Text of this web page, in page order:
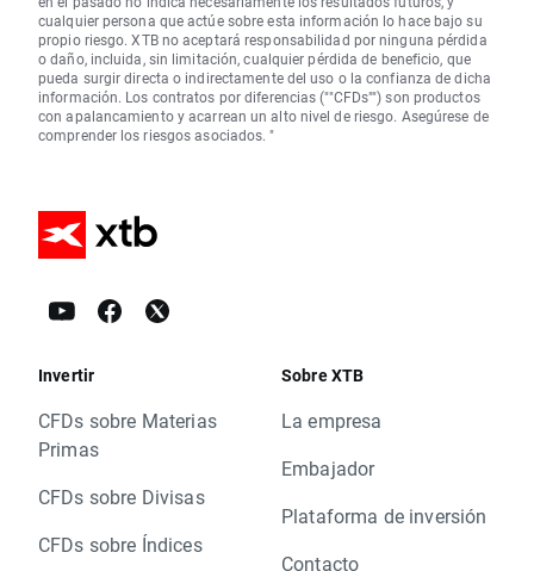
cualquier persona que actúe sobre esta información lo hace bajo su
propio riesgo. XTB no aceptará responsabilidad por ninguna pérdida
o daño, incluida, sin limitación, cualquier pérdida de beneficio, que
pueda surgir directa o indirectamente del uso o la confianza de dicha
información. Los contratos por diferencias (""CFDs"") son productos
con apalancamiento y acarrean un alto nivel de riesgo. Asegúrese de
comprender los riesgos asociados. "
Invertir
CFDs sobre Materias
Primas
CFDs sobre Divisas
CFDs sobre Índices
Sobre XTB
La empresa
Embajador
Plataforma de inversión
Contacto